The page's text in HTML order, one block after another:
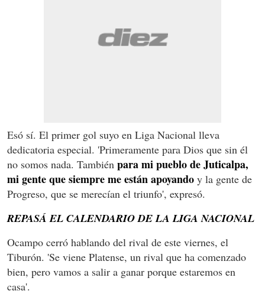
Esó sí. El primer gol suyo en Liga Nacional lleva
dedicatoria especial. 'Primeramente para Dios que sin él
no somos nada. También para mi pueblo de Juticalpa,
mi gente que siempre me están apoyando y la gente de
Progreso, que se merecían el triunfo', expresó.
REPASÁ EL CALENDARIO DE LA LIGA NACIONAL
Ocampo cerró hablando del rival de este viernes, el
Tiburón. 'Se viene Platense, un rival que ha comenzado
bien, pero vamos a salir a ganar porque estaremos en
casa'.